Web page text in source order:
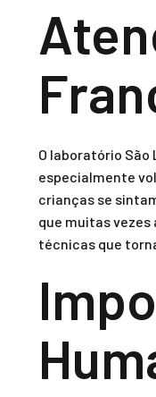
O laboratório
especialmente
crianças se
que muitas
técnicas que